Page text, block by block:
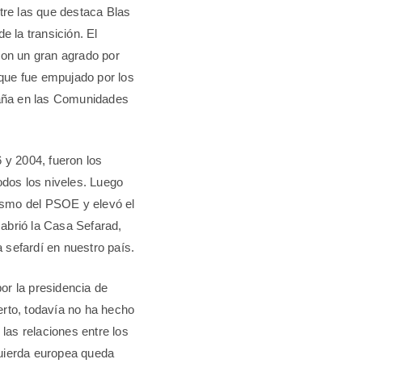
las que destaca Blas
la transición. El
un gran agrado por
fue empujado por los
en las Comunidades
y 2004, fueron los
los niveles. Luego
del PSOE y elevó el
la Casa Sefarad,
sefardí en nuestro país.
la presidencia de
todavía no ha hecho
relaciones entre los
europea queda